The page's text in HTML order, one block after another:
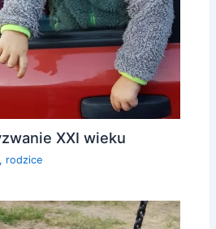
XXI wieku
, rodzice